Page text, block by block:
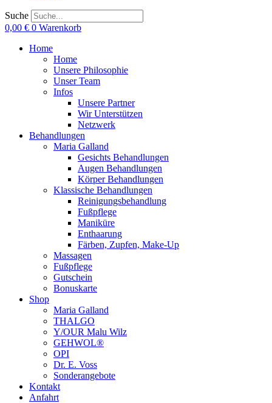
Suche
0,00 € 0 Warenkorb
Home
Home
Unsere Philosophie
Unser Team
Infos
Unsere Partner
Wir Unterstützen
Netzwerk
Behandlungen
Maria Galland
Gesichts Behandlungen
Augen Behandlungen
Körper Behandlungen
Klassische Behandlungen
Reinigungsbehandlung
Fußpflege
Maniküre
Enthaarung
Färben, Zupfen, Make-Up
Massagen
Fußpflege
Gutschein
Bonuskarte
Shop
Maria Galland
THALGO
Y/OUR Malu Wilz
GEHWOL®
OPI
Dr. E. Voss
Sonderangebote
Kontakt
Anfahrt